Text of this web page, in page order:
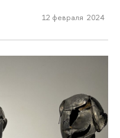
12 февраля 2024